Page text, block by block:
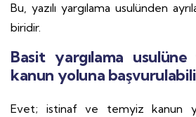
Bu, yazılı yargılama usulünden
biridir.
Basit yargılama
kanun yoluna
Evet; istinaf ve temyiz kanun